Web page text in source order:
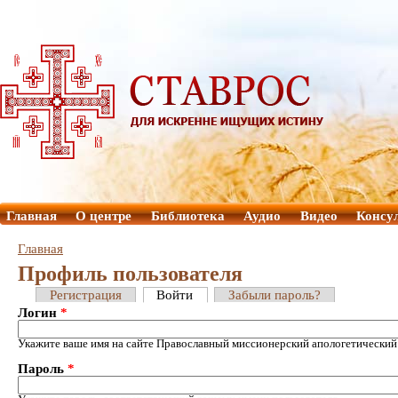
Главная О центре Библиотека Аудио Видео
Главная
Профиль пользователя
Регистрация Войти
Забыли пароль?
Логин *
Укажите ваше имя на сайте Православный миссионерский
Пароль *